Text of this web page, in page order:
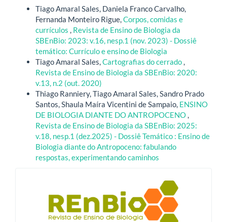
Tiago Amaral Sales, Daniela Franco Carvalho,
Fernanda Monteiro Rigue,Corpos, comidas e
currículos , Revista de Ensino de Biologia da
SBEnBio: 2023: v.16, nesp.1 (nov. 2023) - Dossiê
temático: Currículo e ensino de Biologia
Tiago Amaral Sales,Cartografias do cerrado,
Revista de Ensino de Biologia da SBEnBio: 2020:
v.13, n.2 (out. 2020)
Thiago Ranniery, Tiago Amaral Sales, Sandro Prado
Santos, Shaula Maíra Vicentini de Sampaio, ENSINO
DE BIOLOGIA DIANTE DO ANTROPOCENO,
Revista de Ensino de Biologia da SBEnBio: 2025:
v.18, nesp.1 (dez.2025) - Dossiê Temático : Ensino de
Biologia diante do Antropoceno: fabulando
respostas, experimentando caminhos